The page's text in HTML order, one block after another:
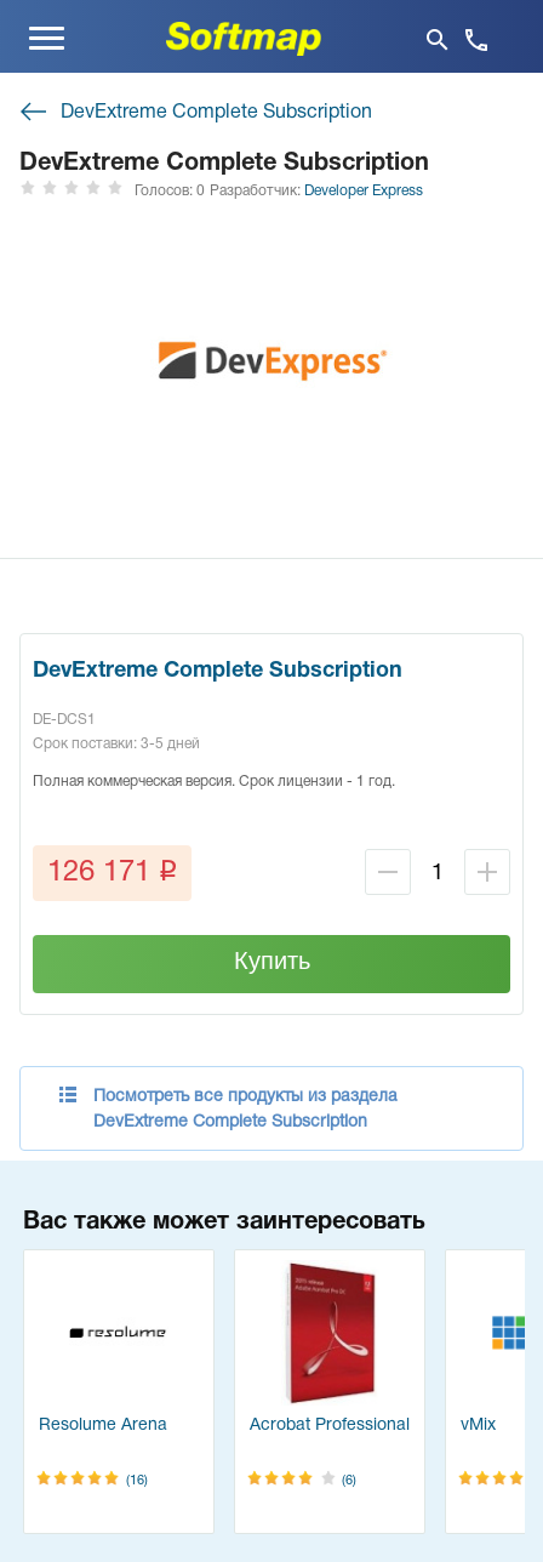
Меню
DevExtreme Complete Subscription
DevExtreme Complete Subscription
Голосов: 0 Разработчик: Developer Express
DevExtreme Complete Subscription
DE-DCS1
Срок поставки: 3-5 дней
Полная коммерческая версия. Срок лицензии - 1 год.
126 171 q
Купить
Посмотреть все продукты из раздела
DevExtreme Complete Subscription
Вас также может заинтересовать
Resolume Arena
(16)
Acrobat Professional
(6)
vMix